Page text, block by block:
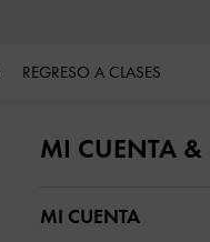
REGRESO A CLASES
MI CUENTA &
MI CUENTA